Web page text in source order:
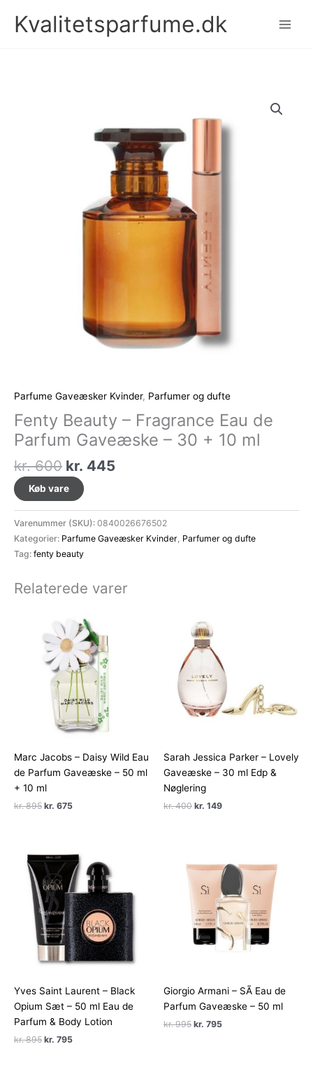
Kvalitetsparfume.dk
Parfume Gaveæsker Kvinder, Parfumer og dufte
Fenty Beauty – Fragrance Eau de
Parfum Gaveæske – 30 + 10 ml
kr.600 Den
oprindelige
pris
var:
kr. 600.
kr. 445
er:
kr. 445.
Køb vare
Varenummer (SKU): 0840026676502
Kategorier: Parfume Gaveæsker Kvinder Parfumer og dufte
Tag: fenty beauty
Relaterede varer
Marc Jacobs – Daisy Wild Eau
de Parfum Gaveæske – 50 ml
+ 10 ml
kr.895 Den
kr. 675Den
Sarah Jessica Parker – Lovely
Gaveæske – 30 ml Edp &
Nøglering
kr.400 Den
kr. 149Den
Yves Saint Laurent – Black
Opium Sæt – 50 ml Eau de
Parfum & Body Lotion
kr.895 Den
kr. 795Den
Giorgio Armani – SÃ­ Eau de
Parfum Gaveæske – 50 ml
kr.995 Den
kr. 795Den